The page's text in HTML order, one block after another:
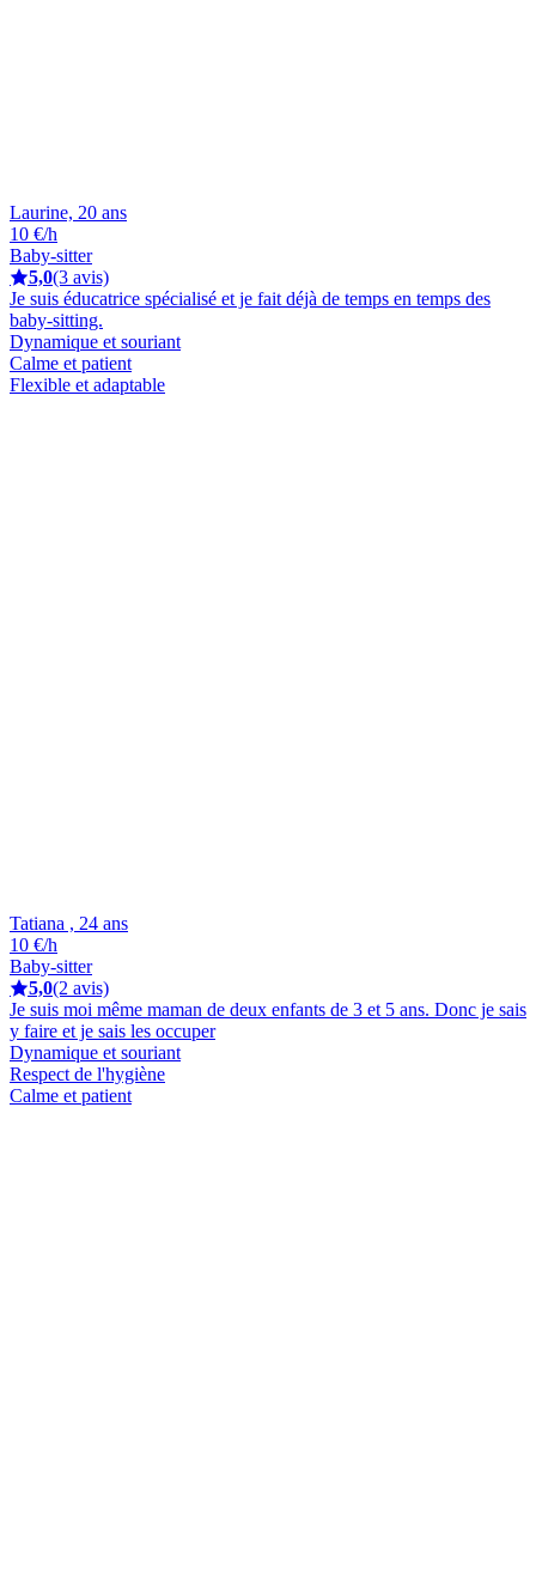
Laurine, 20 ans
10 €/h
Baby-sitter
5,0(3 avis)
Je suis éducatrice spécialisé et je fait déjà de temps en temps des
baby-sitting.
Dynamique et souriant
Calme et patient
Flexible et adaptable
Tatiana , 24 ans
10 €/h
Baby-sitter
5,0(2 avis)
Je suis moi même maman de deux enfants de 3 et 5 ans. Donc je sais
y faire et je sais les occuper
Dynamique et souriant
Respect de l'hygiène
Calme et patient